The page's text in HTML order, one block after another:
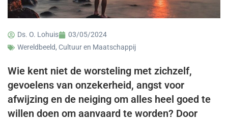
Ds. O. Lohuis
03/05/2024
Wereldbeeld, Cultuur en Maatschappij
Wie kent niet de worsteling met zichzelf,
gevoelens van onzekerheid, angst voor
afwijzing en de neiging om alles heel goed te
willen doen om aanvaard te worden? Door